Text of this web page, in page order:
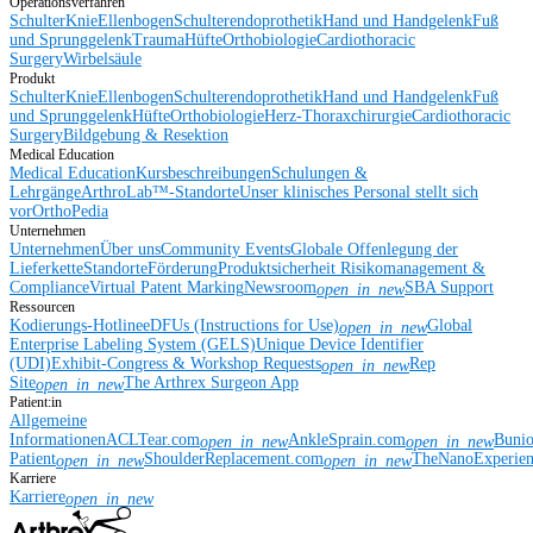
Operationsverfahren
SchulterKnieEllenbogenSchulterendoprothetikHand und HandgelenkFuß
und SprunggelenkTraumaHüfteOrthobiologieCardiothoracic
SurgeryWirbelsäule
Produkt
SchulterKnieEllenbogenSchulterendoprothetikHand und HandgelenkFuß
und SprunggelenkHüfteOrthobiologieHerz-ThoraxchirurgieCardiothoracic
SurgeryBildgebung & Resektion
Medical Education
Medical EducationKursbeschreibungenSchulungen &
LehrgängeArthroLab™-StandorteUnser klinisches Personal stellt sich
vorOrthoPedia
Unternehmen
UnternehmenÜber unsCommunity EventsGlobale Offenlegung der
LieferketteStandorteFörderungProduktsicherheit Risikomanagement &
ComplianceVirtual Patent MarkingNewsroomopen_in_newSBA Support
Ressourcen
Kodierungs-HotlineeDFUs (Instructions for Use)open_in_newGlobal
Enterprise Labeling System (GELS)Unique Device Identifier
(UDI)Exhibit-Congress & Workshop Requestsopen_in_newRep
Siteopen_in_newThe Arthrex Surgeon App
Patient:in
Allgemeine
InformationenACLTear.comopen_in_newAnkleSprain.comopen_in_new
Patientopen_in_newShoulderReplacement.comopen_in_new
Karriere
Karriereopen_in_new